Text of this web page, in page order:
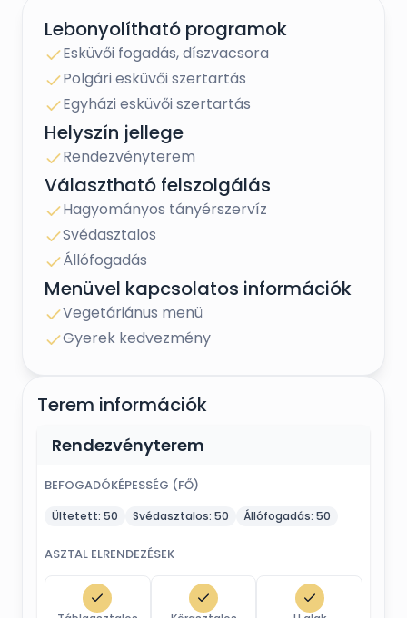
erdő mélyén található, mégis könnyen
megközelíthető, így ideális választás akkor is, ha
egyházi vagy polgári szertartásotokat
Budapesten tartjátok. A ház, a terasz, a kert és az
erdő számos lehetőséget biztosít arra, hogy
esküvőtök napján a számotokra tökéletes
környezetben mondhassátok ki az igent vagy
fogadhassátok vendégeiteket. Romantikus erdei
tisztás, elegáns beltéri, ültetett vacsora, kültéri
vagy beltéri fogadás – ahogy Ti szeretnétek!
A helyszín beltéri befogadóképessége 50 fő, ezen
létszám fölött sátor bérlése szükséges, melynek
befogadóképessége maximum 150 fő.
Lebonyolítható programok
Esküvői fogadás, díszvacsora
Polgári esküvői szertartás
Egyházi esküvői szertartás
Helyszín jellege
Rendezvényterem
Választható felszolgálás
Hagyományos tányérszervíz
Svédasztalos
Állófogadás
Menüvel kapcsolatos információk
Vegetáriánus menü
Gyerek kedvezmény
Terem információk
Rendezvényterem
BEFOGADÓKÉPESSÉG (FŐ)
Ültetett: 50 Svédasztalos: 50 Állófogadás: 50
ASZTAL ELRENDEZÉSEK